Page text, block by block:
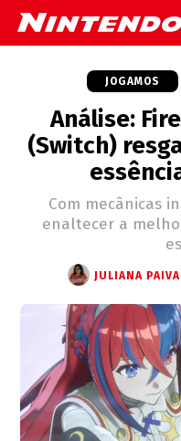
JOGAMOS
Análise:
(Switch)
Com mecânicas
enaltecer a